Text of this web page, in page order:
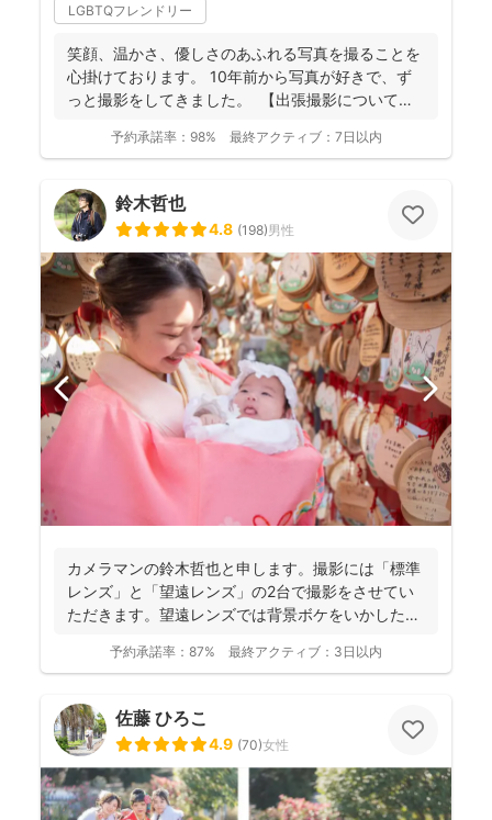
LGBTQフレンドリー
笑顔、温かさ、優しさのあふれる写真を撮ることを
心掛けております。 10年前から写真が好きで、ず
っと撮影をしてきました。 【出張撮影について】
予約承諾率： 98% 最終アクティブ： 7日以内
鈴木哲也
4.8 (198)男性
カメラマンの鈴木哲也と申します。撮影には「標準
レンズ」と「望遠レンズ」の2台で撮影をさせてい
ただきます。望遠レンズでは背景ボケをいかしたお
予約承諾率： 87% 最終アクティブ： 3日以内
佐藤 ひろこ
4.9 (70)女性